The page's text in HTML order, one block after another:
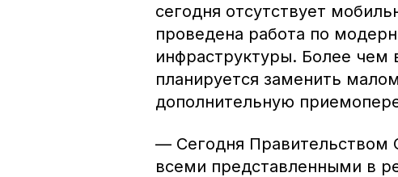
сегодня отсутствует
проведена работа по
инфраструктуры. Более чем
планируется заменить
дополнительную
— Сегодня Правительством
всеми представленными в